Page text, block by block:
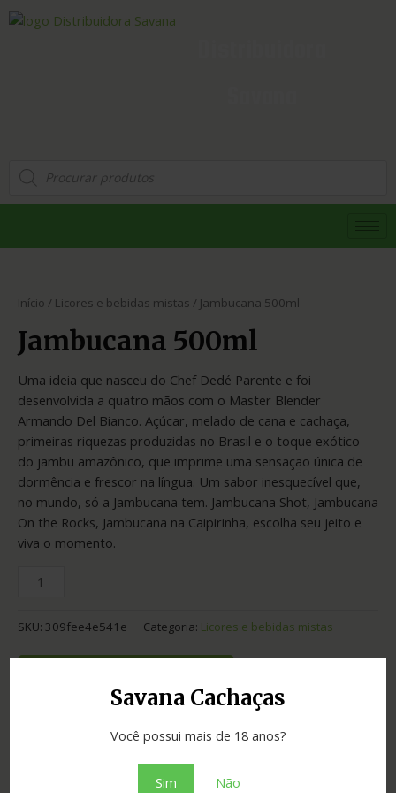
Savana Cachaças
Você possui mais de 18 anos?
Sim Não
Início / Licores e bebidas mistas / Jambucana 500ml
Jambucana 500ml
Uma ideia que nasceu do Chef Dedé Parente e foi
desenvolvida a quatro mãos com o Master Blender
Armando Del Bianco. Açúcar, melado de cana e cachaça,
primeiras riquezas produzidas no Brasil e o toque exótico
do jambu amazônico, que imprime uma sensação única de
dormência e frescor na língua. Um sabor inesquecível que,
no mundo, só a Jambucana tem. Jambucana Shot, Jambucana
On the Rocks, Jambucana na Caipirinha, escolha seu jeito e
viva o momento.
SKU: 309fee4e541e Categoria: Licores e bebidas mistas
Informação adicional